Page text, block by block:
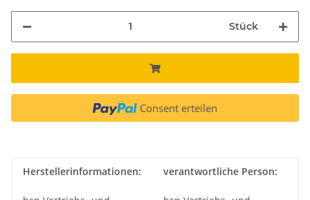
Stück
Consent erteilen
Herstellerinformationen: verantwortliche Person: